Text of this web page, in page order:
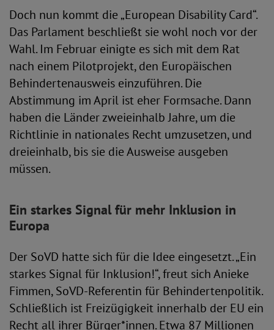
Doch nun kommt die „European Disability Card“.
Das Parlament beschließt sie wohl noch vor der
Wahl. Im Februar einigte es sich mit dem Rat
nach einem Pilotprojekt, den Europäischen
Behindertenausweis einzuführen. Die
Abstimmung im April ist eher Formsache. Dann
haben die Länder zweieinhalb Jahre, um die
Richtlinie in nationales Recht umzusetzen, und
dreieinhalb, bis sie die Ausweise ausgeben
müssen.
Ein starkes Signal für mehr Inklusion in
Europa
Der SoVD hatte sich für die Idee eingesetzt. „Ein
starkes Signal für Inklusion!“, freut sich Anieke
Fimmen, SoVD-Referentin für Behindertenpolitik.
Schließlich ist Freizügigkeit innerhalb der EU ein
Recht all ihrer Bürger*innen. Etwa 87 Millionen